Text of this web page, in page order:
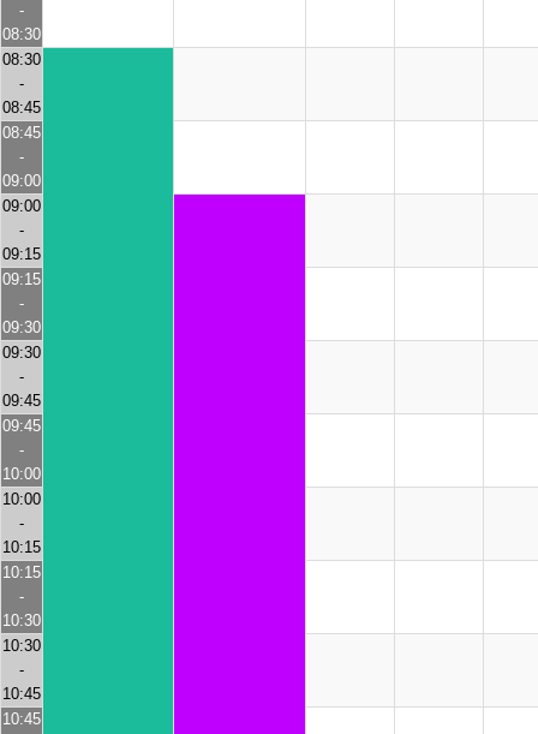
-
08:30
08:30
-
08:45
08:45
-
09:00
09:00
-
09:15
09:15
-
09:30
09:30
-
09:45
09:45
-
10:00
10:00
-
10:15
10:15
-
10:30
10:30
-
10:45
10:45